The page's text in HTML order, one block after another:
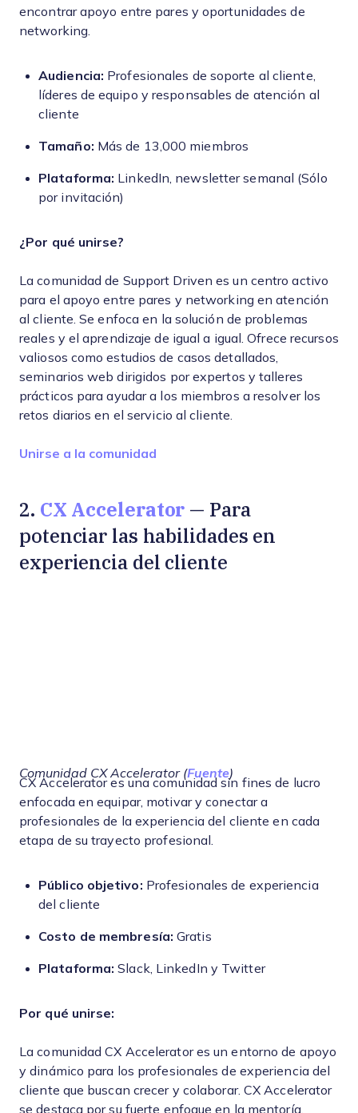
encontrar apoyo entre pares y oportunidades de
networking.
Audiencia: Profesionales de soporte al cliente,
líderes de equipo y responsables de atención al
cliente
Tamaño: Más de 13,000 miembros
Plataforma: LinkedIn, newsletter semanal (Sólo
por invitación)
¿Por qué unirse?
La comunidad de Support Driven es un centro activo
para el apoyo entre pares y networking en atención
al cliente. Se enfoca en la solución de problemas
reales y el aprendizaje de igual a igual. Ofrece recursos
valiosos como estudios de casos detallados,
seminarios web dirigidos por expertos y talleres
prácticos para ayudar a los miembros a resolver los
retos diarios en el servicio al cliente.
Unirse a la comunidad
2. CX Accelerator — Para
potenciar las habilidades en
experiencia del cliente
Comunidad CX Accelerator (Fuente)
CX Accelerator es una comunidad sin fines de lucro
enfocada en equipar, motivar y conectar a
profesionales de la experiencia del cliente en cada
etapa de su trayecto profesional.
Público objetivo: Profesionales de experiencia
del cliente
Costo de membresía: Gratis
Plataforma:Slack, LinkedIn y Twitter
Por qué unirse:
La comunidad CX Accelerator es un entorno de apoyo
y dinámico para los profesionales de experiencia del
cliente que buscan crecer y colaborar. CX Accelerator
se destaca por su fuerte enfoque en la mentoría,